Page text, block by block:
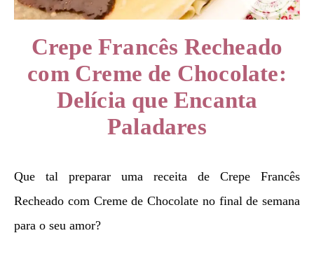
Crepe Francês Recheado
com Creme de Chocolate:
Delícia que Encanta
Paladares
Que tal preparar uma receita de Crepe Francês
Recheado com Creme de Chocolate no final de semana
para o seu amor?